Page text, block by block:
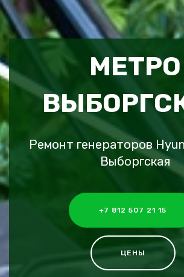
МЕТРО
Ремонт генераторов
Выборгская
+7 812 507 21 15
ЦЕНЫ